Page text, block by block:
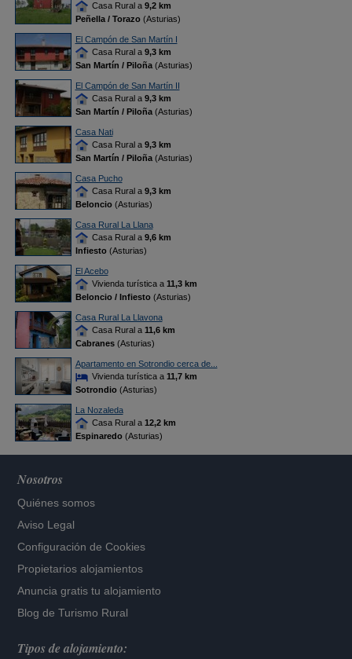
Casa Rural a 9,2 km
Peñella / Torazo(Asturias)
El Campón de San Martín I
Casa Rural a 9,3 km
San Martín / Piloña(Asturias)
El Campón de San Martín II
Casa Rural a 9,3 km
San Martín / Piloña(Asturias)
Casa Nati
Casa Rural a 9,3 km
San Martín / Piloña(Asturias)
Casa Pucho
Casa Rural a 9,3 km
Beloncio(Asturias)
Casa Rural La Llana
Casa Rural a 9,6 km
Infiesto(Asturias)
El Acebo
Vivienda turística a 11,3 km
Beloncio / Infiesto(Asturias)
Casa Rural La Llavona
Casa Rural a 11,6 km
Cabranes(Asturias)
Apartamento en Sotrondio cerca de...
Vivienda turística a 11,7 km
Sotrondio(Asturias)
La Nozaleda
Casa Rural a 12,2 km
Espinaredo(Asturias)
Nosotros
Quiénes somos
Aviso Legal
Configuración de Cookies
Propietarios alojamientos
Anuncia gratis tu alojamiento
Blog de Turismo Rural
Tipos de alojamiento: